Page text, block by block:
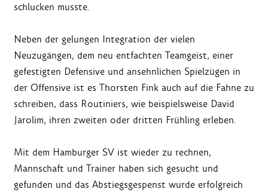
schlucken musste.
Neben der gelungen Integration der vielen
Neuzugängen, dem neu entfachten Teamgeist, einer
gefestigten Defensive und ansehnlichen Spielzügen in
der Offensive ist es Thorsten Fink auch auf die Fahne zu
schreiben, dass Routiniers, wie beispielsweise David
Jarolim, ihren zweiten oder dritten Frühling erleben.
Mit dem Hamburger SV ist wieder zu rechnen,
Mannschaft und Trainer haben sich gesucht und
gefunden und das Abstiegsgespenst wurde erfolgreich